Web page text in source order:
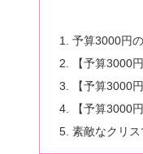
予算3000円
【予算3000
【予算3000
【予算3000
素敵なクリス